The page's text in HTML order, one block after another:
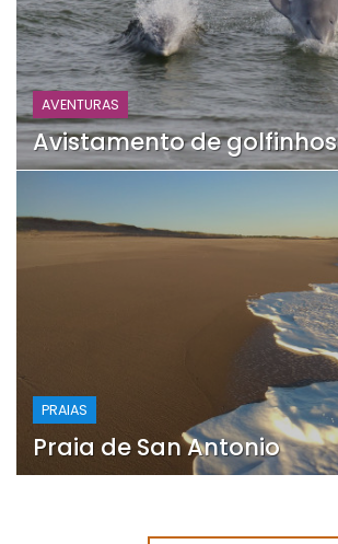
AVENTURAS
Avistamento de golfinhos
PRAIAS
Praia de San Antonio